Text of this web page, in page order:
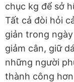
chục kg để sở
Tất cả đòi hỏi
giản trong
giảm cân, giữ
những người
thành công